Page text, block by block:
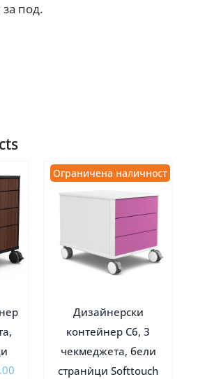
за под.
Ограничена наличност
Дизайнерски
контейнер C6, 3
чекмеджета, бели
странѝци Softtouch